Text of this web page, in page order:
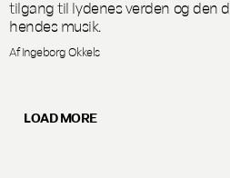
tilgang til lydenes verden og den
hendes musik.
Af Ingeborg Okkels
LOAD MORE